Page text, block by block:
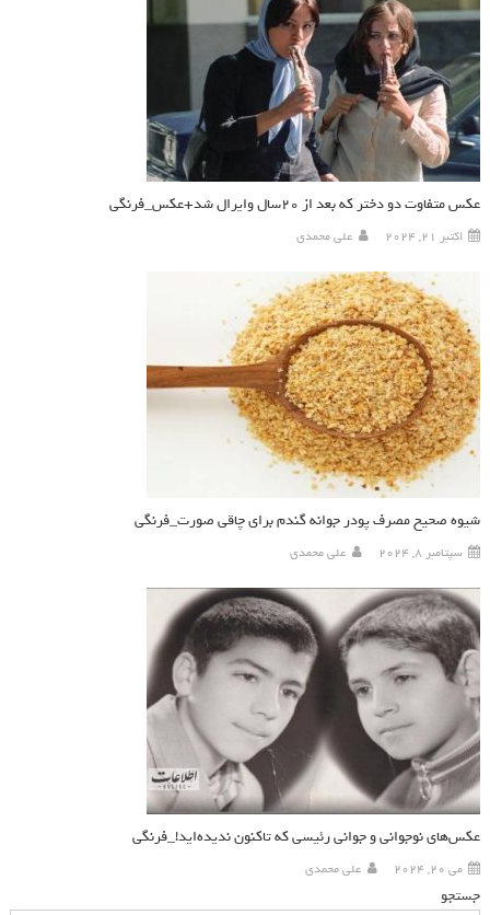
عکس متفاوت دو دختر که بعد از ۲۰سال وایرال شد+عکس_فرنگی
اکتبر 21, 2024 علی محمدی
شیوه صحیح مصرف پودر جوانه گندم برای چاقی صورت_فرنگی
سپتامبر 8, 2024 علی محمدی
عکس‌های نوجوانی و جوانی رئیسی که تاکنون ندیده‌اید!_فرنگی
می 20, 2024 علی محمدی
جستجو